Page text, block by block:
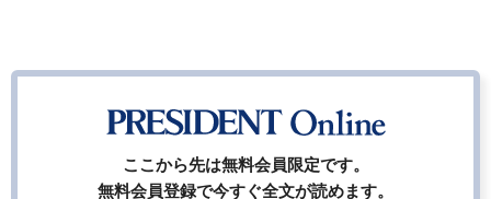
ここから先は無料会員限定です。
無料会員登録で今すぐ全文が読めます。